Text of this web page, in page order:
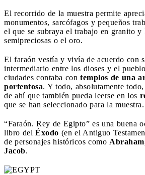
El recorrido de la muestra permite
monumentos, sarcófagos y pequeños
el que se subraya el trabajo en granito y
semipreciosas o el oro.
El faraón vestía y vivía de acuerdo con
intermediario entre los dioses y el
ciudades contaba con templos de una
portentosa. Y todo, absolutamente
de ahí que también pueda leerse en los
que se han seleccionado para la muestra.
“Faraón. Rey de Egipto” es una buena
libro del Éxodo (en el Antiguo
de personajes históricos como
Jacob.